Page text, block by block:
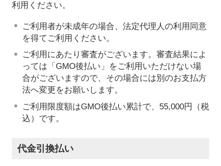
利用ください。
ご利用者が未成年の場合、法定代理人の利用同意
を得てご利用ください。
ご利用にあたり審査がございます。審査結果によ
っては「GMO後払い」をご利用いただけない場
合がございますので、その場合には別のお支払方
法へ変更をお願いします。
ご利用限度額はGMO後払い累計で、55,000円（税
込）です。
代金引換払い